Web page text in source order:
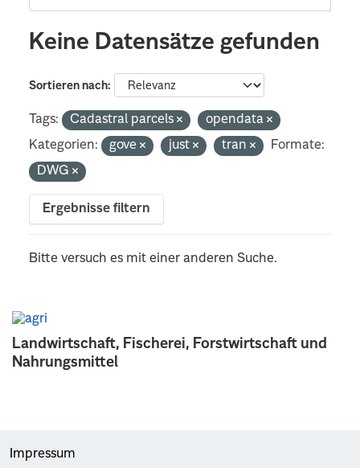
Landwirtschaft, Fischerei, Forstwirtschaft und
Nahrungsmittel
Keine Datensätze gefunden
Sortieren nach
Tags: Cadastral parcels
opendata
Kategorien:
gove just tran
Formate:
DWG
Ergebnisse filtern
Bitte versuch es mit einer anderen Suche.
Impressum